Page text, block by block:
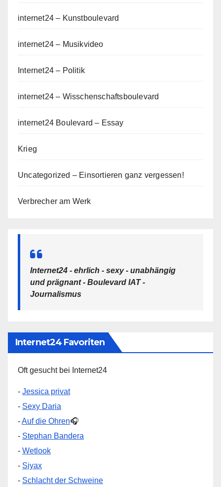
internet24 – Kunstboulevard
internet24 – Musikvideo
Internet24 – Politik
internet24 – Wisschenschaftsboulevard
internet24 Boulevard – Essay
Krieg
Uncategorized – Einsortieren ganz vergessen!
Verbrecher am Werk
Internet24 - ehrlich - sexy - unabhängig
und prägnant - Boulevard IAT -
Journalismus
Internet24 Favoriten
Oft gesucht bei Internet24
- Jessica privat
- Sexy Daria
-Auf die Ohren🎧
- Stephan Bandera
- Wetlook
- Siyax
- Schlacht der Schweine